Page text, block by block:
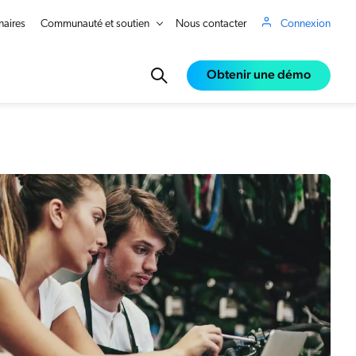
Communauté et soutien Nous contacter Connexion
Real Time
Obtenir une démo